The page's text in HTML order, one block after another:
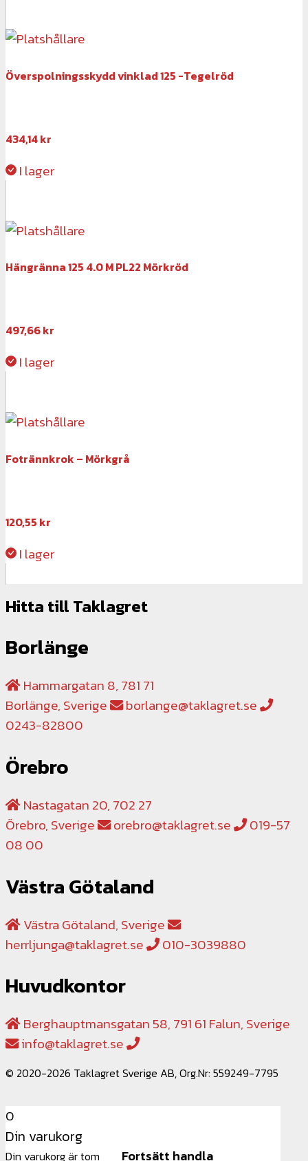
Överspolningsskydd vinklad 125 -Tegelröd
434,14kr
I lager
Hängränna 125 4.0 M PL22 Mörkröd
497,66kr
I lager
Fotrännkrok – Mörkgrå
120,55 kr
I lager
Hitta till Taklagret
Borlänge
Hammargatan 8, 781 71
Borlänge, Sverige
borlange@taklagret.se
0243-82800
Örebro
Nastagatan 20, 702 27
Örebro, Sverige
orebro@taklagret.se
019-57
08 00
Västra Götaland
Västra Götaland, Sverige
herrljunga@taklagret.se
010-3039880
Huvudkontor
Berghauptmansgatan 58, 791 61 Falun, Sverige
info@taklagret.se
© 2020-2026 Taklagret Sverige AB, Org.Nr: 559249-7795
0
Din varukorg
Din varukorg är tom Fortsätt handla